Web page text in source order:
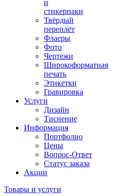
и
стикерпаки
Твёрдый
переплёт
Флаеры
Фото
Чертежи
Широкоформатная
печать
Этикетки
Гравировка
Услуги
Дизайн
Тиснение
Информация
Портфолио
Цены
Вопрос-Ответ
Статус заказа
Акции
Товары и услуги